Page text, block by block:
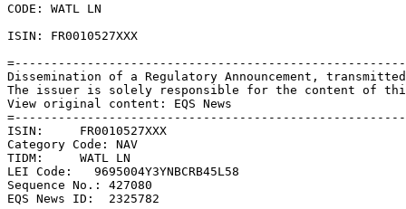
CODE: WATL LN
ISIN: FR0010527XXX
Dissemination of a Regulatory Announcement,
The issuer is solely responsible for the content of
View original content: EQS News
ISIN:     FR0010527XXX
Category Code: NAV
TIDM:     WATL LN
LEI Code:   9695004Y3YNBCRB45L58
Sequence No.: 427080
EQS News ID:  2325782